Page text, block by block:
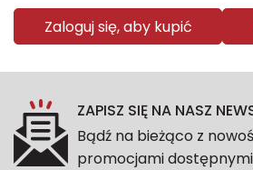
Zaloguj się, aby kupić
ZAPISZ SIĘ NA NASZ
Bądź na bieżąco z
promocjami